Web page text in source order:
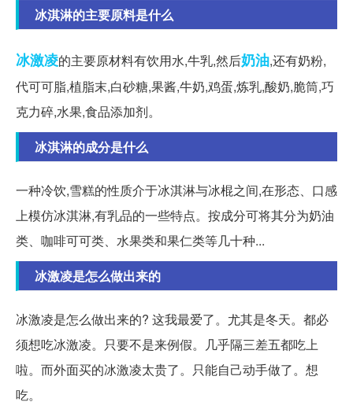
冰淇淋的主要原料是什么
冰激凌的主要原材料有饮用水,牛乳,然后奶油,还有奶粉,
代可可脂,植脂末,白砂糖,果酱,牛奶,鸡蛋,炼乳,酸奶,脆筒,巧
克力碎,水果,食品添加剂。
冰淇淋的成分是什么
一种冷饮,雪糕的性质介于冰淇淋与冰棍之间,在形态、口感
上模仿冰淇淋,有乳品的一些特点。按成分可将其分为奶油
类、咖啡可可类、水果类和果仁类等几十种...
冰激凌是怎么做出来的
冰激凌是怎么做出来的? 这我最爱了。尤其是冬天。都必
须想吃冰激凌。只要不是来例假。几乎隔三差五都吃上
啦。而外面买的冰激凌太贵了。只能自己动手做了。想
吃。